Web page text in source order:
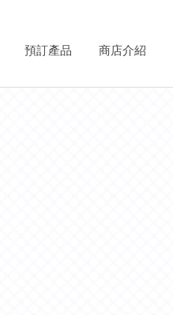
預訂產品 商店介紹